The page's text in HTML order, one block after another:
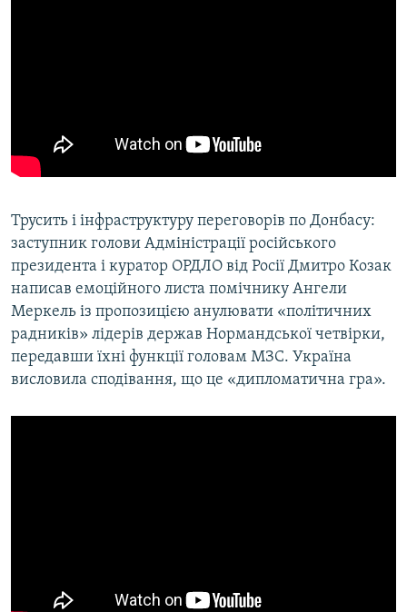
Трусить і інфраструктуру переговорів по Донбасу:
заступник голови Адміністрації російського
президента і куратор ОРДЛО від Росії Дмитро Козак
написав емоційного листа помічнику Ангели
Меркель із пропозицією анулювати «політичних
радників» лідерів держав Нормандської четвірки,
передавши їхні функції головам МЗС. Україна
висловила сподівання, що це «дипломатична гра».